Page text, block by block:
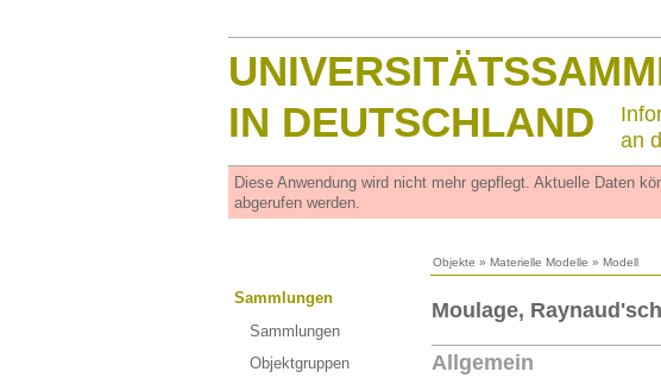
IN DEUTSCHLAND
an
Diese Anwendung wird nicht mehr gepflegt. Aktuelle Daten
abgerufen werden.
Objekte » Materielle Modelle » Modell
Sammlungen
Sammlungen
Objektgruppen
Moulage,
Allgemein